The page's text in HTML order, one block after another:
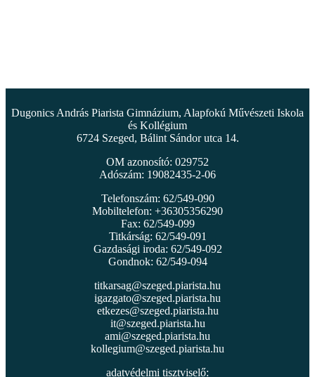
Dugonics András Piarista Gimnázium, Alapfokú Művészeti Iskola
és Kollégium
6724 Szeged, Bálint Sándor utca 14.
OM azonosító: 029752
Adószám: 19082435-2-06
Telefonszám: 62/549-090
Mobiltelefon: +36305356290
Fax: 62/549-099
Titkárság: 62/549-091
Gazdasági iroda: 62/549-092
Gondnok: 62/549-094
titkarsag@szeged.piarista.hu
igazgato@szeged.piarista.hu
etkezes@szeged.piarista.hu
it@szeged.piarista.hu
ami@szeged.piarista.hu
kollegium@szeged.piarista.hu
adatvédelmi tisztviselő: